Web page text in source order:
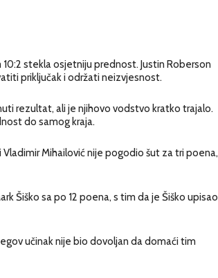
stekla osjetniju prednost. Justin Roberson
priključak i održati neizvjesnost.
rezultat, ali je njihovo vodstvo kratko trajalo.
do samog kraja.
Mihailović nije pogodio šut za tri poena,
Šiško sa po 12 poena, s tim da je Šiško upisao
učinak nije bio dovoljan da domaći tim